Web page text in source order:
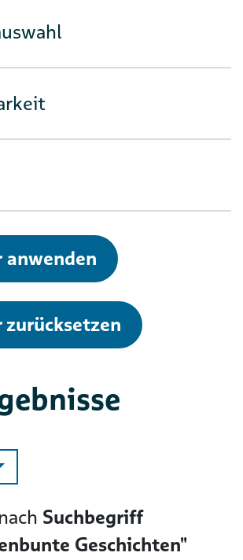
anwenden
Suchbegriff
Geschichten"